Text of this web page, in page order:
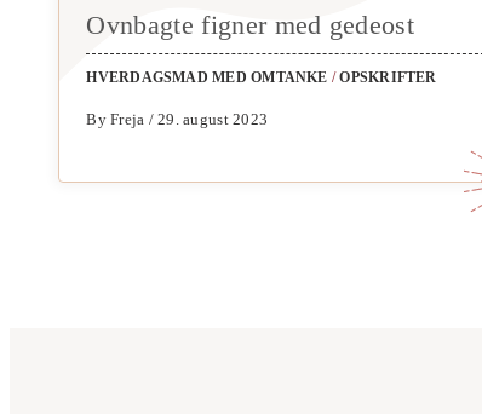
Ovnbagte figner med gedeost
HVERDAGSMAD MED OMTANKE /OPSKRIFTER
By Freja / 29. august 2023